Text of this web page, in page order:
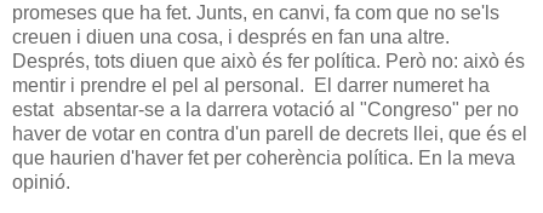
promeses que ha fet. Junts, en canvi, fa com que no se'ls
creuen i diuen una cosa, i després en fan una altre.
Després, tots diuen que això és fer política. Però no: això és
mentir i prendre el pel al personal. El darrer numeret ha
estat absentar-se a la darrera votació al "Congreso" per no
haver de votar en contra d'un parell de decrets llei, que és el
que haurien d'haver fet per coherència política. En la meva
opinió.